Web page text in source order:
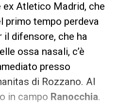
Atletico Madrid, che
primo tempo perdeva
il difensore, che ha
ossa nasali, c’è
presso
di Rozzano. Al
in campo Ranocchia.